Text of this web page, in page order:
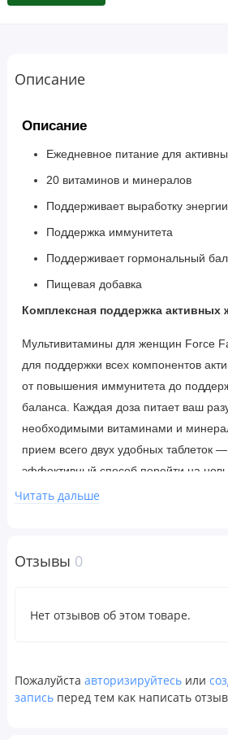
Описание
Описание
Ежедневное питание для
20 витаминов и минералов
Поддерживает выработку энергии
Поддержка иммунитета
Поддерживает гормональный
Пищевая добавка
Комплексная поддержка активных
Мультивитамины для женщин Force
для поддержки всех компонентов
от повышения иммунитета до
баланса. Каждая доза питает ваш
необходимыми витаминами и
прием всего двух удобных таблеток
эффективный способ перейти на
Микрокристаллическая целлюлоза,
(гипромеллоза, глицерин).
Читать дальше
Отзывы 0
Нет отзывов об этом товаре.
Пожалуйста авторизируйтесь или
запись перед тем как написать отзыв